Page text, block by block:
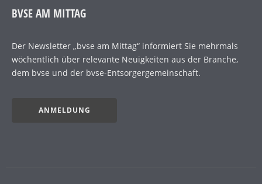
BVSE AM MITTAG
Der Newsletter „bvse am Mittag“ informiert Sie mehrmals
wöchentlich über relevante Neuigkeiten aus der Branche,
dem bvse und der bvse-Entsorgergemeinschaft.
ANMELDUNG